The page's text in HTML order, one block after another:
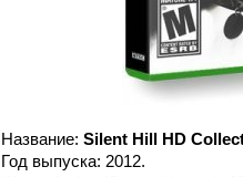
Название: Silent Hill HD
Год выпуска: 2012.